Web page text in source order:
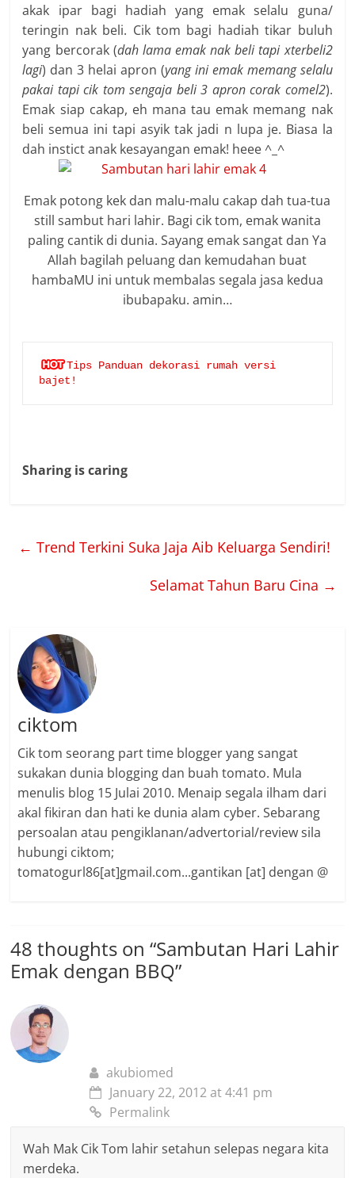
akak ipar bagi hadiah yang emak selalu guna/
teringin nak beli. Cik tom bagi hadiah tikar buluh
yang bercorak (dah lama emak nak beli tapi xterbeli2
lagi) dan 3 helai apron (yang ini emak memang selalu
pakai tapi cik tom sengaja beli 3 apron corak comel2).
Emak siap cakap, eh mana tau emak memang nak
beli semua ini tapi asyik tak jadi n lupa je. Biasa la
dah instict anak kesayangan emak! heee ^_^
Emak potong kek dan malu-malu cakap dah tua-tua
still sambut hari lahir. Bagi cik tom, emak wanita
paling cantik di dunia. Sayang emak sangat dan Ya
Allah bagilah peluang dan kemudahan buat
hambaMU ini untuk membalas segala jasa kedua
ibubapaku. amin…
Tips Panduan dekorasi rumah versi
bajet!
Sharing is caring
← Trend Terkini Suka Jaja Aib Keluarga Sendiri!
Selamat Tahun Baru Cina →
ciktom
Cik tom seorang part time blogger yang sangat
sukakan dunia blogging dan buah tomato. Mula
menulis blog 15 Julai 2010. Menaip segala ilham dari
akal fikiran dan hati ke dunia alam cyber. Sebarang
persoalan atau pengiklanan/advertorial/review sila
hubungi ciktom;
tomatogurl86[at]gmail.com...gantikan [at] dengan @
48 thoughts on “Sambutan Hari Lahir
Emak dengan BBQ”
akubiomed
January 22, 2012 at 4:41 pm
Permalink
Wah Mak Cik Tom lahir setahun selepas negara kita
merdeka.